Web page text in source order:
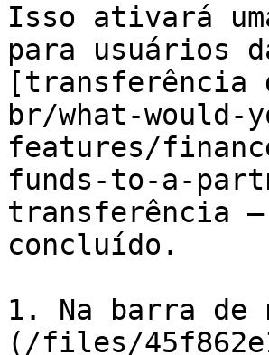
Isso ativará
para usuários
[transferência
br/what-
features/
funds-to-a-
transferência
concluído.
1. Na barra de
(/files/